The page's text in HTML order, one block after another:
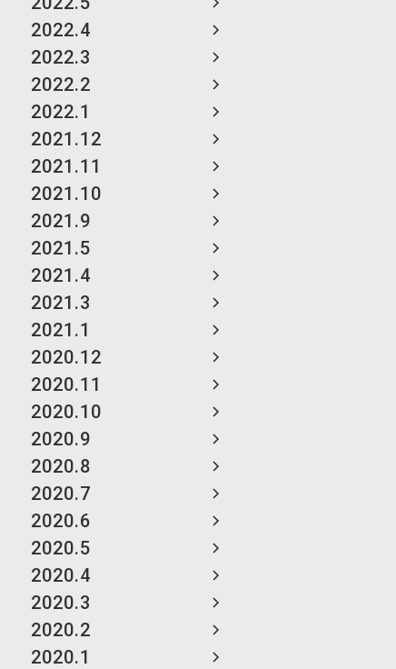
2022.4
2022.3
2022.2
2022.1
2021.12
2021.11
2021.10
2021.9
2021.5
2021.4
2021.3
2021.1
2020.12
2020.11
2020.10
2020.9
2020.8
2020.7
2020.6
2020.5
2020.4
2020.3
2020.2
2020.1